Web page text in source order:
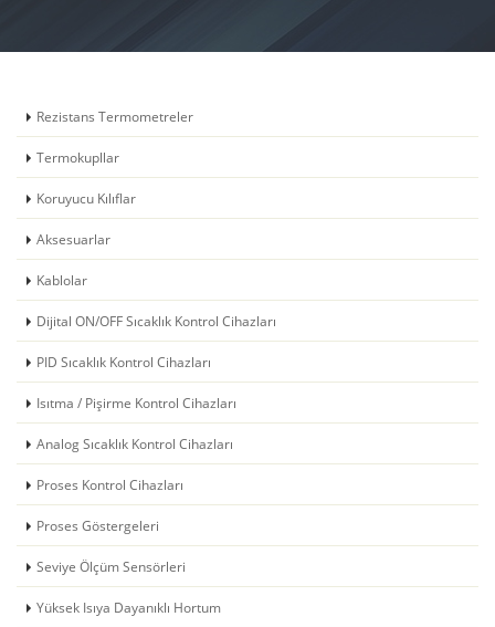
Rezistans Termometreler
Termokupllar
Koruyucu Kılıflar
Aksesuarlar
Kablolar
Dijital ON/OFF Sıcaklık Kontrol Cihazları
PID Sıcaklık Kontrol Cihazları
Isıtma / Pişirme Kontrol Cihazları
Analog Sıcaklık Kontrol Cihazları
Proses Kontrol Cihazları
Proses Göstergeleri
Seviye Ölçüm Sensörleri
Yüksek Isıya Dayanıklı Hortum